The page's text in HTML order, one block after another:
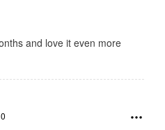
and love it even more
0